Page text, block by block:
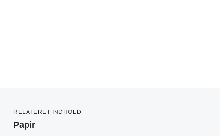
RELATERET INDHOLD
Papir